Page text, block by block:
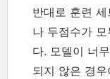
반대로 훈련
나 두점수가
다. 모델이 너
되지 않은 경